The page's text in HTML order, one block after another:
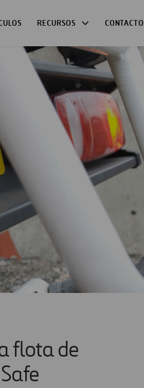
RECURSOS CONTACTO
flota de